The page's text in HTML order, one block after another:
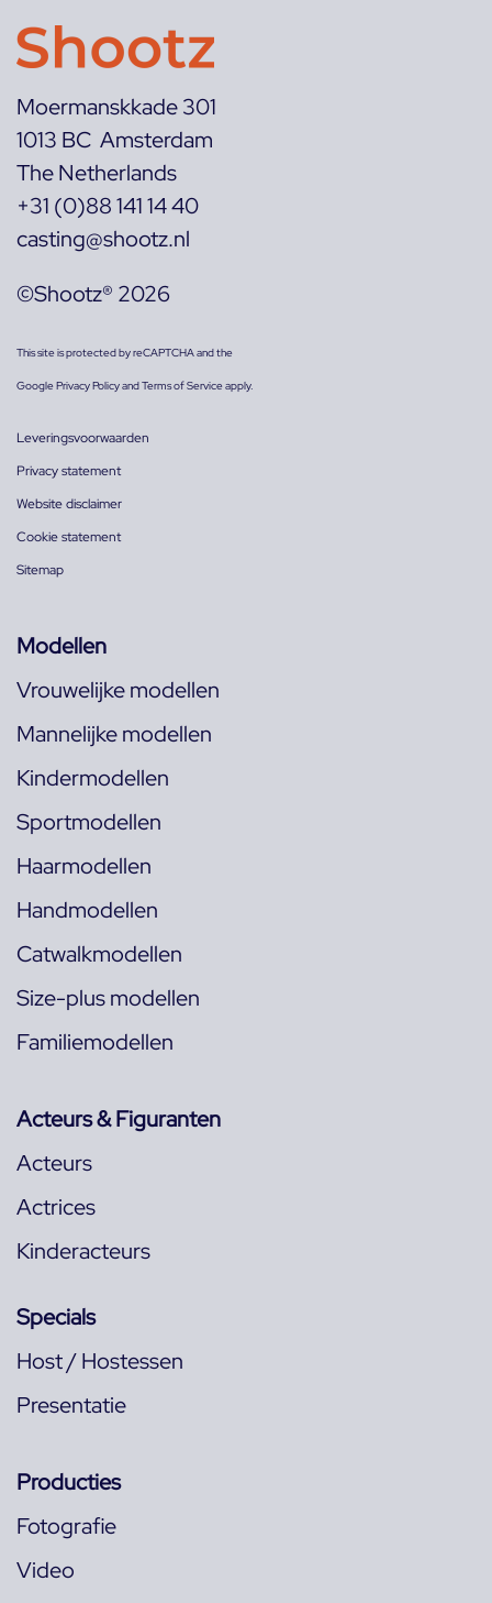
Moermanskkade 301
1013 BC Amsterdam
The Netherlands
+31 (0)88 141 14 40
casting@shootz.nl
©Shootz® 2026
This site is protected by reCAPTCHA and the
GooglePrivacy PolicyandTerms of Serviceapply.
Leveringsvoorwaarden
Privacy statement
Website disclaimer
Cookie statement
Sitemap
Modellen
Vrouwelijke modellen
Mannelijke modellen
Kindermodellen
Sportmodellen
Haarmodellen
Handmodellen
Catwalkmodellen
Size-plus modellen
Familiemodellen
Acteurs & Figuranten
Acteurs
Actrices
Kinderacteurs
Specials
Host / Hostessen
Presentatie
Producties
Fotografie
Video